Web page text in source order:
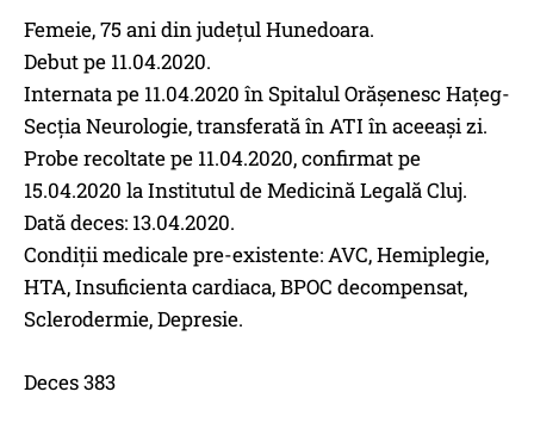
Femeie, 75 ani din județul Hunedoara.
Debut pe 11.04.2020.
Internata pe 11.04.2020 în Spitalul Orășenesc Hațeg-
Secția Neurologie, transferată în ATI în aceeași zi.
Probe recoltate pe 11.04.2020, confirmat pe
15.04.2020 la Institutul de Medicină Legală Cluj.
Dată deces: 13.04.2020.
Condiții medicale pre-existente: AVC, Hemiplegie,
HTA, Insuficienta cardiaca, BPOC decompensat,
Sclerodermie, Depresie.
Deces 383